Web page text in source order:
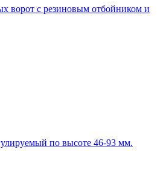
ворот с резиновым отбойником и
по высоте 46-93 мм.